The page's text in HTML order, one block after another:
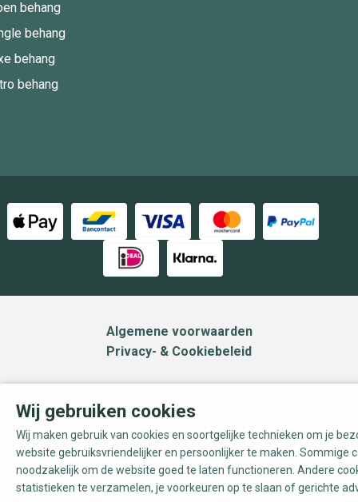
behang
behang
behang
behang
Algemene voorwaarden
Privacy- & Cookiebeleid
Wij gebruiken cookies
Wij maken gebruik van cookies en soortgelijke technieken om je
website gebruiksvriendelijker en persoonlijker te maken. Sommige
noodzakelijk om de website goed te laten functioneren. Andere
statistieken te verzamelen, je voorkeuren op te slaan of gerichte